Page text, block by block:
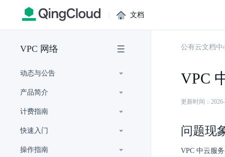
| 文档
VPC 网络
动态与公告
产品简介
计费指南
快速入门
操作指南
公有云文档中
VPC
更新时间：
问题现
VPC 中云服